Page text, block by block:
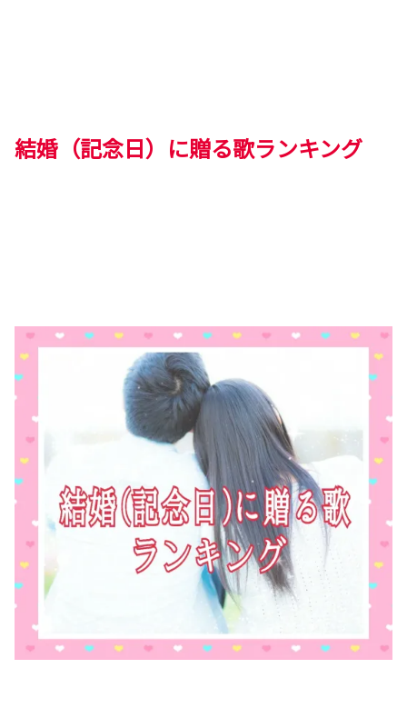
結婚（記念日）に贈る歌ランキング